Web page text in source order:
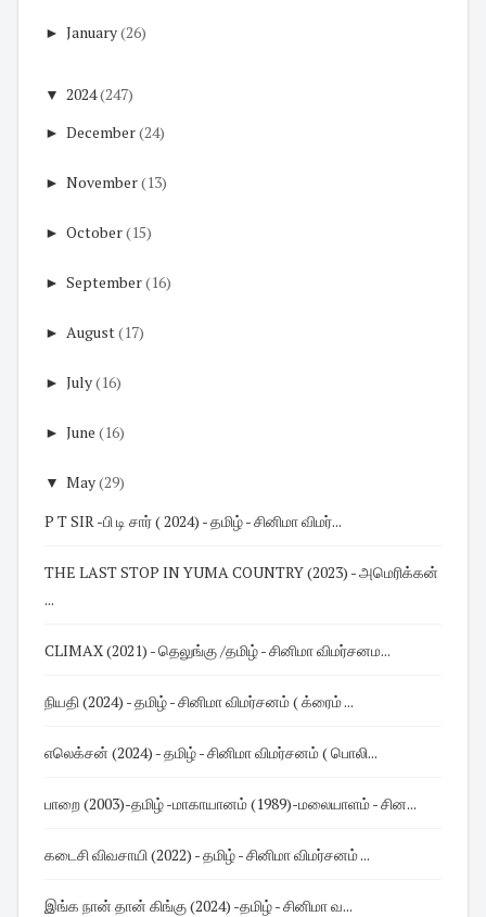
► January(26)
▼ 2024(247)
► December(24)
► November(13)
► October(15)
► September(16)
► August(17)
► July(16)
► June (16)
▼ May(29)
P T SIR -பி டி சார் ( 2024) - தமிழ் - சினிமா விமர்...
THE LAST STOP IN YUMA COUNTRY (2023) - அமெரிக்கன்
...
CLIMAX (2021) - தெலுங்கு /தமிழ் - சினிமா விமர்சனம...
நியதி (2024) - தமிழ் - சினிமா விமர்சனம் ( க்ரைம் ...
எலெக்சன் (2024) - தமிழ் - சினிமா விமர்சனம் ( பொலி...
பாறை (2003)-தமிழ் -மாகாயானம் (1989)-மலையாளம் - சின...
கடைசி விவசாயி (2022) - தமிழ் - சினிமா விமர்சனம் ...
இங்க நான் தான் கிங்கு (2024) -தமிழ் - சினிமா வ...